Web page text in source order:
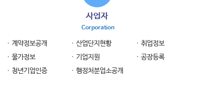
사업자
Corporation
계약정보공개 산업단지현황
취업정보
물가정보
기업지원
공장등록
청년기업인증
행정처분업소공개